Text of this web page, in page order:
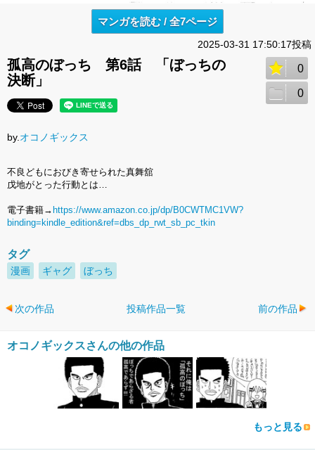
マンガを読む / 全7ページ
2025-03-31 17:50:17投稿
孤高のぼっち 第6話 「ぼっちの
決断」
0
0
by. オコノギックス
不良どもにおびき寄せられた真舞舘
戊地がとった行動とは…
電子書籍→https://www.amazon.co.jp/dp/B0CWTMC1VW?
binding=kindle_edition&ref=dbs_dp_rwt_sb_pc_tkin
タグ
漫画 ギャグ ぼっち
次の作品 投稿作品一覧 前の作品
オコノギックスさんの他の作品
もっと見る